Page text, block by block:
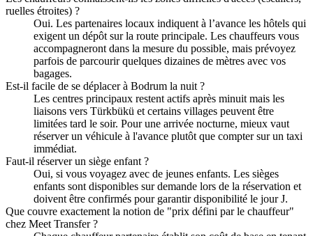
ruelles étroites) ?
Oui. Les partenaires locaux indiquent à l’avance les hôtels qui
exigent un dépôt sur la route principale. Les chauffeurs vous
accompagneront dans la mesure du possible, mais prévoyez
parfois de parcourir quelques dizaines de mètres avec vos
bagages.
Est‑il facile de se déplacer à Bodrum la nuit ?
Les centres principaux restent actifs après minuit mais les
liaisons vers Türkbükü et certains villages peuvent être
limitées tard le soir. Pour une arrivée nocturne, mieux vaut
réserver un véhicule à l'avance plutôt que compter sur un taxi
immédiat.
Faut‑il réserver un siège enfant ?
Oui, si vous voyagez avec de jeunes enfants. Les sièges
enfants sont disponibles sur demande lors de la réservation et
doivent être confirmés pour garantir disponibilité le jour J.
Que couvre exactement la notion de "prix défini par le chauffeur"
chez Meet Transfer ?